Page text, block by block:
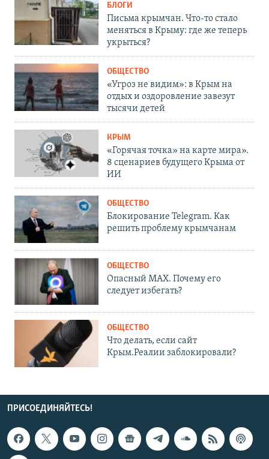
БЛОГИ
Письма крымчан. Что-то стало
меняться в Крыму: где же теперь
укрыться?
ОБЩЕСТВО
«Угроз не видим»: в Крым на
отдых и оздоровление завезут
тысячи детей
КРЫМ
«Горячая точка» на карте мира».
8 сценариев будущего Крыма от
ИИ
ОБЩЕСТВО
Блокирование Telegram. Как
решить проблему крымчанам
ОБЩЕСТВО
Опасный MAX. Почему его
следует избегать?
ОБЩЕСТВО
Что делать, если сайт
Крым.Реалии заблокировали?
ПРИСОЕДИНЯЙТЕСЬ!